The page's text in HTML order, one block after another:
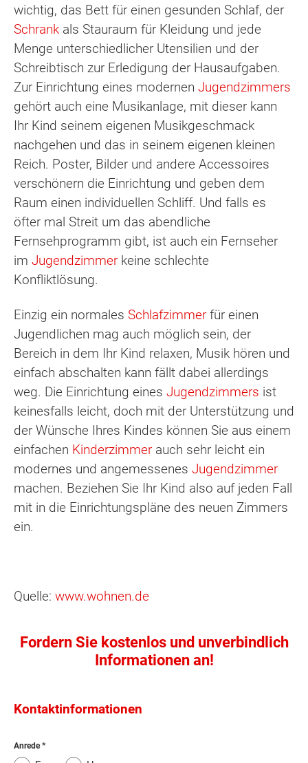
wichtig, das Bett für einen gesunden Schlaf, der
Schrank als Stauraum für Kleidung und jede
Menge unterschiedlicher Utensilien und der
Schreibtisch zur Erledigung der Hausaufgaben.
Zur Einrichtung eines modernen Jugendzimmers
gehört auch eine Musikanlage, mit dieser kann
Ihr Kind seinem eigenen Musikgeschmack
nachgehen und das in seinem eigenen kleinen
Reich. Poster, Bilder und andere Accessoires
verschönern die Einrichtung und geben dem
Raum einen individuellen Schliff. Und falls es
öfter mal Streit um das abendliche
Fernsehprogramm gibt, ist auch ein Fernseher
im Jugendzimmer keine schlechte
Konfliktlösung.
Einzig ein normales Schlafzimmer für einen
Jugendlichen mag auch möglich sein, der
Bereich in dem Ihr Kind relaxen, Musik hören und
einfach abschalten kann fällt dabei allerdings
weg. Die Einrichtung eines Jugendzimmers ist
keinesfalls leicht, doch mit der Unterstützung und
der Wünsche Ihres Kindes können Sie aus einem
einfachen Kinderzimmer auch sehr leicht ein
modernes und angemessenes Jugendzimmer
machen. Beziehen Sie Ihr Kind also auf jeden Fall
mit in die Einrichtungspläne des neuen Zimmers
ein.
Quelle: www.wohnen.de
Fordern Sie kostenlos und unverbindlich
Informationen an!
Kontaktinformationen
Anrede